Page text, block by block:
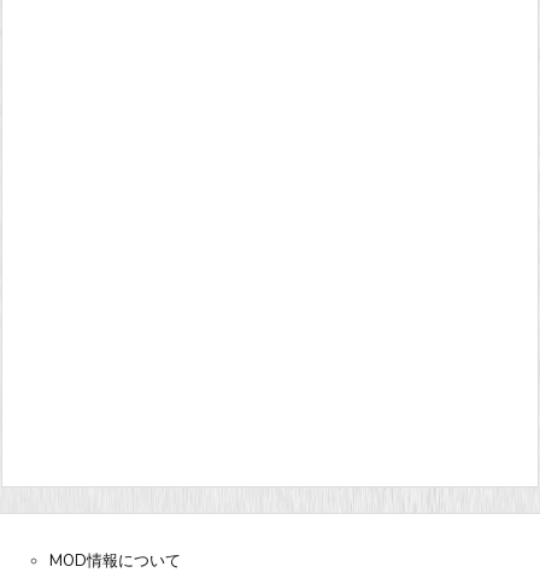
MOD情報について